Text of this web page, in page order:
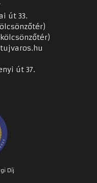
út 33.
út 37.
Díj